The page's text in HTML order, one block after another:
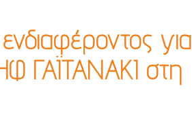
για
ΓΑΪΤΑΝΑΚΙ στη